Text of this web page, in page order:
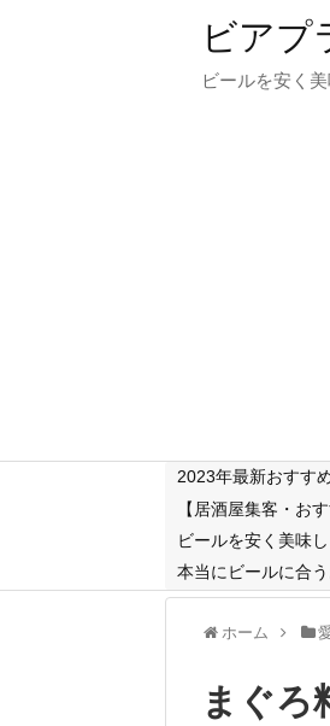
ビアプ
ビールを安く
2023年最新おすす
【居酒屋集客・お
ビールを安く美味
本当にビールに合
ホーム
まぐろ